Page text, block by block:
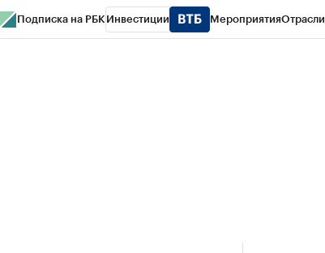
Подписка на РБК Инвестиции МероприятияОтрасли